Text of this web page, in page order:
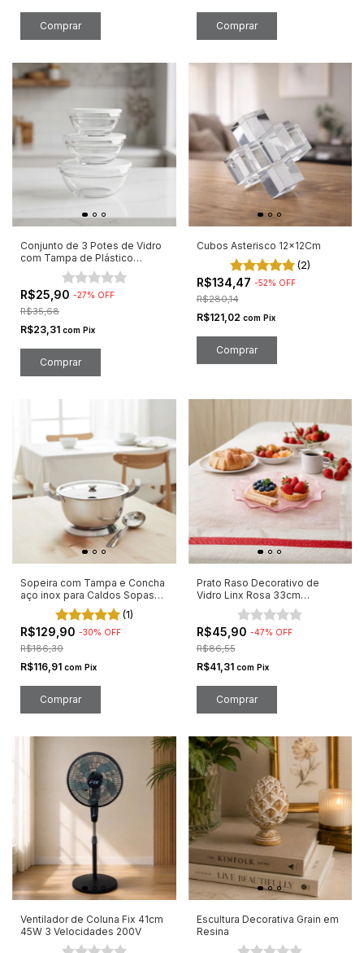
Comprar
Conjunto de 3 Potes de Vidro
com Tampa de Plástico
R$25,90 -27% OFF
R$35,68
R$23,31 com Pix
Cubos Asterisco 12x12Cm
(2)
R$134,47 -52% OFF
R$280,14
R$121,02 com Pix
Sopeira com Tampa e Concha
aço inox para Caldos Sopas
(1)
R$129,90 -30% OFF
R$186,30
R$116,91 com Pix
Prato Raso Decorativo de
Vidro Linx Rosa 33cm
R$45,90 -47% OFF
R$86,55
R$41,31 com Pix
Ventilador de Coluna Fix 41cm
45W 3 Velocidades 200V
Escultura Decorativa Grain em
Resina